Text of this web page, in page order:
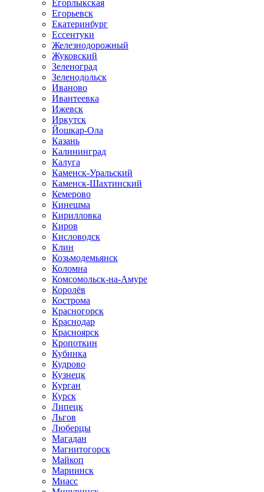
Егорлыкская
Егорьевск
Екатеринбург
Ессентуки
Железнодорожный
Жуковский
Зеленоград
Зеленодольск
Иваново
Ивантеевка
Ижевск
Иркутск
Йошкар-Ола
Казань
Калининград
Калуга
Каменск-Уральский
Каменск-Шахтинский
Кемерово
Кинешма
Кирилловка
Киров
Кисловодск
Клин
Козьмодемьянск
Коломна
Комсомольск-на-Амуре
Королёв
Кострома
Красногорск
Краснодар
Красноярск
Кропоткин
Кубинка
Кудрово
Кузнецк
Курган
Курск
Липецк
Льгов
Люберцы
Магадан
Магнитогорск
Майкоп
Мариинск
Миасс